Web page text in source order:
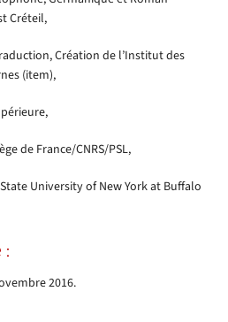
Créteil,
Création de l’Institut des
(item),
de France/CNRS/PSL,
University of New York at Buffalo
:
2016.